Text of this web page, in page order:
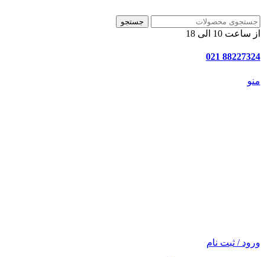
جستجو
از ساعت 10 الی 18
88227324 021
منو
ورود / ثبت نام